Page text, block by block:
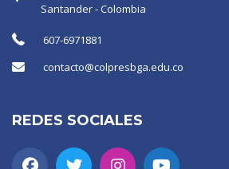
Santander - Colombia
607-6971881
contacto@colpresbga.edu.co
REDES SOCIALES